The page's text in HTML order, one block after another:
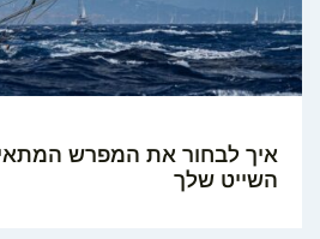
איך לבחור את המפרש
השייט שלך